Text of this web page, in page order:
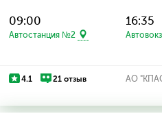
09:00
Автостанция №2
16:35
4.1 21 отзыв АО